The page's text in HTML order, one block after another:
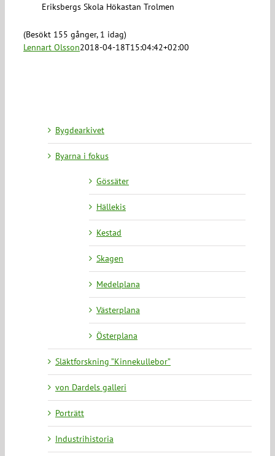
Eriksbergs Skola Hökastan Trolmen
(Besökt 155 gånger, 1 idag)
Lennart Olsson2018-04-18T15:04:42+02:00
Bygdearkivet
Byarna i fokus
Gössäter
Hällekis
Kestad
Skagen
Medelplana
Västerplana
Österplana
Släktforskning ”Kinnekullebor”
von Dardels galleri
Porträtt
Industrihistoria